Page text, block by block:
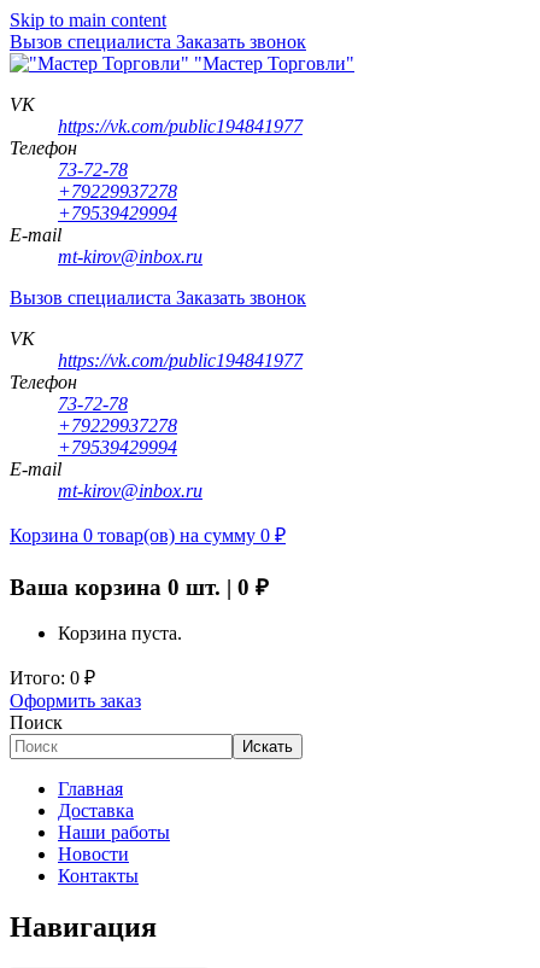
Skip to main content
Вызов специалиста Заказать звонок
"Мастер Торговли"
VK
https://vk.com/public194841977
Телефон
73-72-78
+79229937278
+79539429994
E-mail
mt-kirov@inbox.ru
Вызов специалиста Заказать звонок
VK
https://vk.com/public194841977
Телефон
73-72-78
+79229937278
+79539429994
E-mail
mt-kirov@inbox.ru
Корзина 0 товар(ов) на сумму 0 ₽
Ваша корзина 0 шт. | 0 ₽
Корзина пуста.
Итого: 0 ₽
Оформить заказ
Поиск
Искать
Главная
Доставка
Наши работы
Новости
Контакты
Навигация